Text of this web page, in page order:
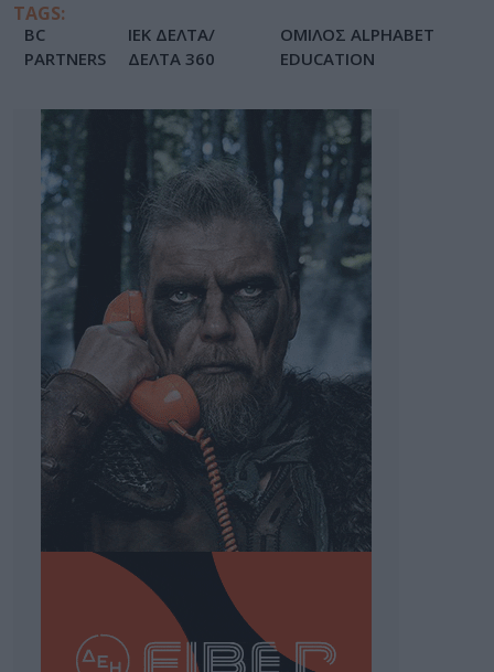
TAGS:
BC
PARTNERS
ΙΕΚ ΔΕΛΤΑ/
ΔΕΛΤΑ 360
ΟΜΙΛΟΣ ALPHABET
EDUCATION